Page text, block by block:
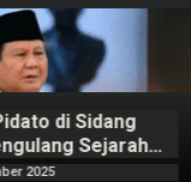
di Sidang
Sejarah
2025